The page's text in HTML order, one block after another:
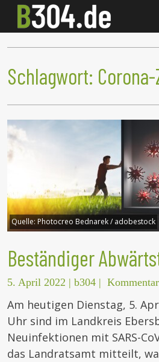
Schlagwort:
Quelle: Photocreo Bednarek / adobestock
Beständiger
5. April 2022 | b304 |
Am heutigen Dienstag, 5.
Uhr sind im Landkreis
Neuinfektionen mit SARS-
das Landratsamt mitteilt,